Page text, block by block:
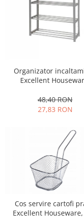
Ustensile de masurat
Ustensile fragezire
Ustensile gatire la aburi
Oale si cratite
Tavi copt
Vesela si tacamuri
Scurgatoare vase
Seturi de tacamuri
Suporturi pentru
Cesti
Pahare
Organizator
Excellent
gri
48,40 RON
27,83 RON
Cos servire cartofi
Excellent